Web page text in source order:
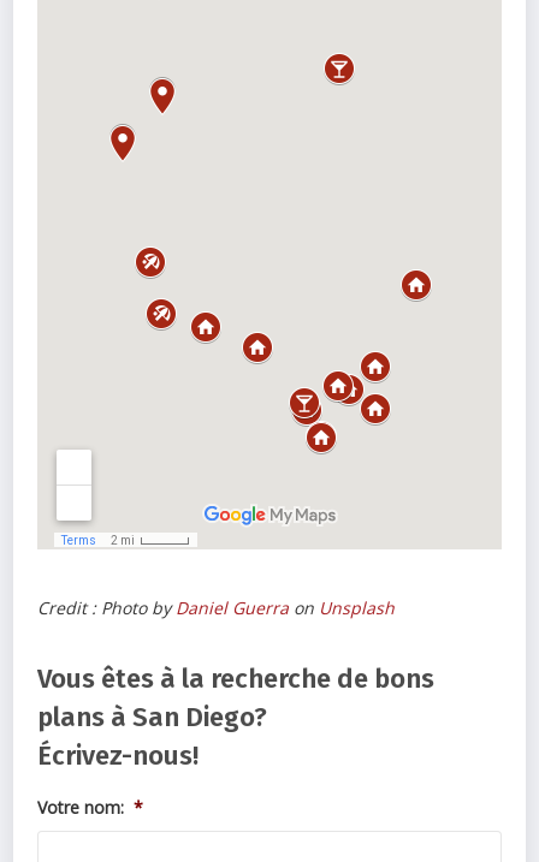
Credit : Photo byDaniel Guerra on Unsplash
Vous êtes à la recherche de bons
plans à San Diego?
Écrivez-nous!
Votre nom: *